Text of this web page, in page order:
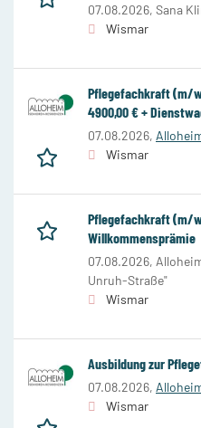
07.08.2026, Sana
Wismar
Pflegefachkraft (m/
4900,00 € +
07.08.2026,
Wismar
Pflegefachkraft (m/
Willkommensprämie
07.08.2026,
Unruh-Straße"
Wismar
Ausbildung zur
07.08.2026,
Wismar